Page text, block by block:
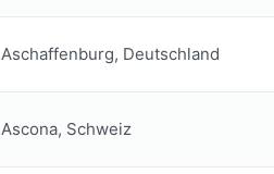
Aschaffenburg, Deutschland
Ascona, Schweiz